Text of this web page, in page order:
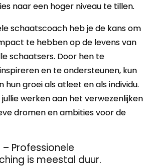
naar een hoger niveau te tillen.
schaatscoach heb je de kans om
te hebben op de levens van
schaatsers. Door hen te
en te ondersteunen, kun
hun groei als atleet en als individu.
werken aan het verwezenlijken
dromen en ambities voor de
Professionele
is meestal duur.